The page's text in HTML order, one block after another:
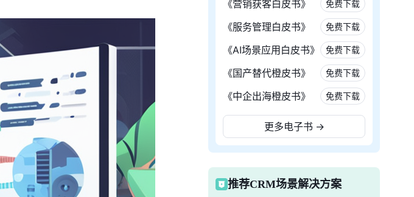
《营销获客白皮书》 免费下载
《服务管理白皮书》 免费下载
《AI场景应用白皮书》 免费下载
《国产替代橙皮书》 免费下载
《中企出海橙皮书》 免费下载
更多电子书 →
推荐CRM场景解决方案